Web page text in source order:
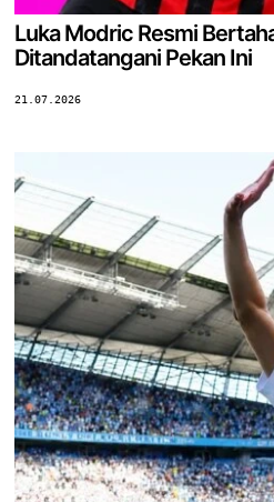
Luka Modric Resmi
Ditandatangani Pekan Ini
21.07.2026